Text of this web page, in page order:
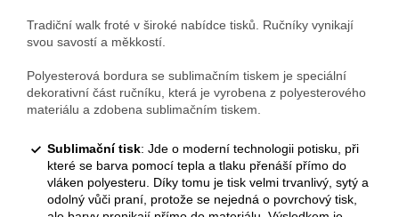
Tradiční walk froté v široké nabídce tisků. Ručníky vynikají
svou savostí a měkkostí.
Polyesterová bordura se sublimačním tiskem je speciální
dekorativní část ručníku, která je vyrobena z polyesterového
materiálu a zdobena sublimačním tiskem.
Sublimační tisk: Jde o moderní technologii potisku, při
které se barva pomocí tepla a tlaku přenáší přímo do
vláken polyesteru. Díky tomu je tisk velmi trvanlivý, sytý a
odolný vůči praní, protože se nejedná o povrchový tisk,